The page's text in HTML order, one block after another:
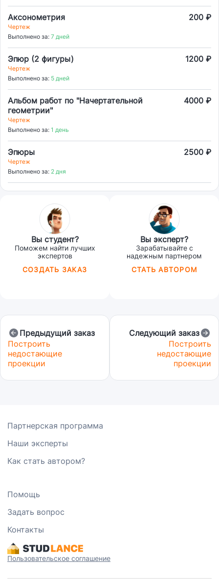
Аксонометрия 200 ₽
Чертеж
Выполнено за: 7 дней
Эпюр (2 фигуры) 1200 ₽
Чертеж
Выполнено за: 5 дней
Альбом работ по "Начертательной
геометрии"
4000 ₽
Чертеж
Выполнено за: 1 день
Эпюры 2500 ₽
Чертеж
Выполнено за: 2 дня
Вы студент?
Поможем найти лучших
экспертов
СОЗДАТЬ ЗАКАЗ
Вы эксперт?
Зарабатывайте с
надежным партнером
СТАТЬ АВТОРОМ
Предыдущий заказ
Построить
недостающие
проекции
Следующий заказ
Построить
недостающие
проекции
Партнерская программа
Наши эксперты
Как стать автором?
Помощь
Задать вопрос
Контакты
Пользовательское соглашение